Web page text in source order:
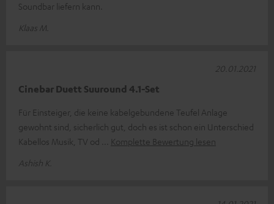
Soundbar liefern kann.
Klaas M.
Cinebar Duett Suuround 4.1-Set
Für Einsteiger, die keine kabelgebundene Teufel Anlage
gewohnt sind, sicherlich gut, doch es ist schon ein Unterschied
Kabellos Musik, TV od
Komplette Bewertung lesen
Ashish K.
20.01.2021